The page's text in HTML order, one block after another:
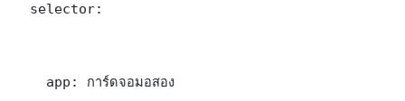
  selector:
    app: การ์ดจอมอสอง